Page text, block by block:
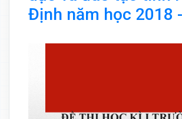
Định năm học 2018